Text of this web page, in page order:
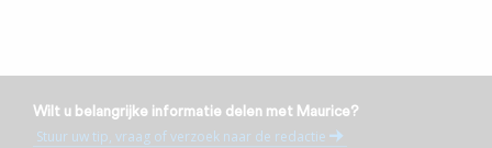
Wilt u belangrijke informatie delen met Maurice?
Stuur uw tip, vraag of verzoek naar de redactie